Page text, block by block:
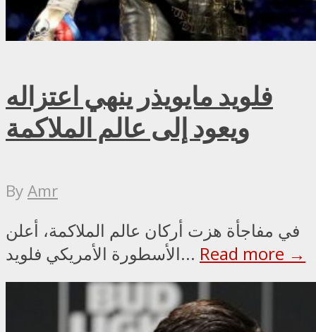
فلويد مايويذر ينهي اعتزاله
ويعود إلى عالم الملاكمة
ByAmr
في مفاجأة هزت أركان عالم الملاكمة، أعلن
الأسطورة الأمريكي فلويد... Read more →